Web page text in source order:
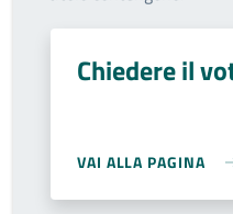
Chiedere il
VAI ALLA PAGINA